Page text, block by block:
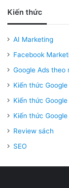
Kiến thức
AI Marketing
Facebook
Google Ads theo
Kiến thức Google
Kiến thức
Kiến thức
Review sách
SEO